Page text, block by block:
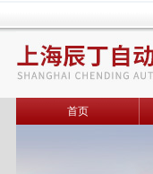
首页